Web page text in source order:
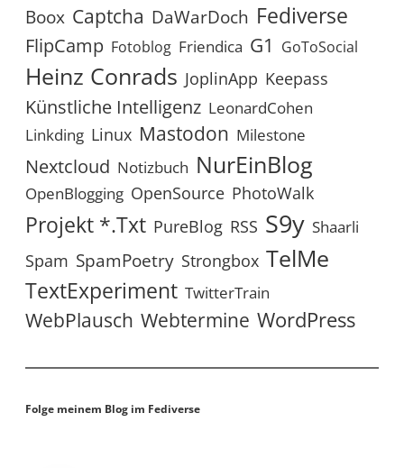
Boox Captcha DaWarDoch Fediverse
FlipCamp Fotoblog Friendica G1 GoToSocial
Heinz Conrads JoplinApp Keepass
Künstliche Intelligenz LeonardCohen
Linkding Linux Mastodon Milestone
Nextcloud Notizbuch NurEinBlog
OpenBlogging OpenSource PhotoWalk
Projekt *.txt PureBlog RSS S9y Shaarli
Spam SpamPoetry Strongbox TelMe
TextExperiment TwitterTrain
WebPlausch Webtermine WordPress
Folge meinem Blog im Fediverse